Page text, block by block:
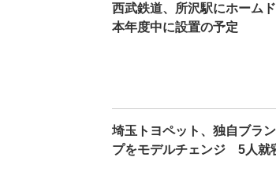
西武鉄道、所沢駅にホーム
本年度中に設置の予定
埼玉トヨペット、独自ブラ
プをモデルチェンジ 5人就